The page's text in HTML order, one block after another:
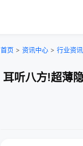
首页 > 资讯中心 > 行业资讯
耳听八方!超薄